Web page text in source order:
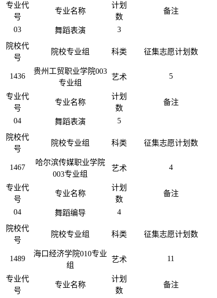
专业代
号
专业名称
计划
数
备注
03 舞蹈表演
3
院校代
号
院校专业组 科类 征集志愿计划数
1436
贵州工贸职业学院003
专业组
艺术 5
专业代
号
专业名称
计划
数
备注
04 舞蹈表演
5
院校代
号
院校专业组 科类 征集志愿计划数
1467
哈尔滨传媒职业学院
003专业组
艺术 4
专业代
号
专业名称
计划
数
备注
04 舞蹈编导
4
院校代
号
院校专业组 科类 征集志愿计划数
1489
海口经济学院010专业
组
艺术 11
专业代
号
专业名称
计划
数
备注